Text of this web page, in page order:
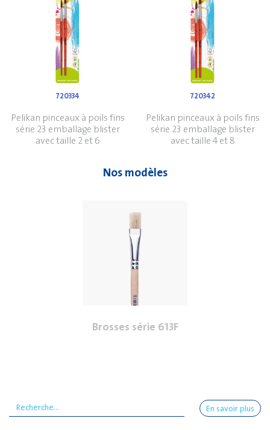
720334
Pelikan pinceaux à poils fins
série 23 emballage blister
avec taille 2 et 6
720342
Pelikan pinceaux à poils fins
série 23 emballage blister
avec taille 4 et 8
Nos modèles
Brosses série 613F
En savoir plus